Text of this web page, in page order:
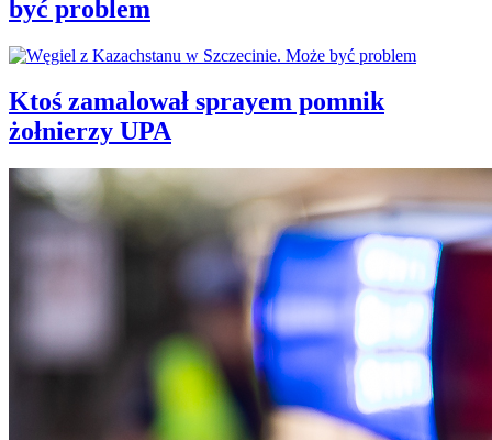
być problem
Ktoś zamalował sprayem pomnik
żołnierzy UPA